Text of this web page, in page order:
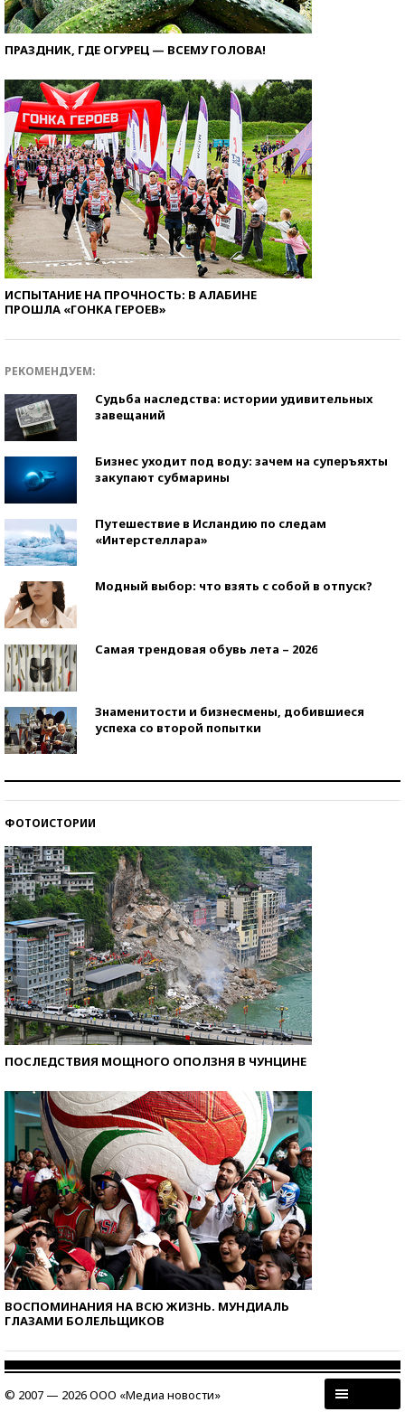
ПРАЗДНИК, ГДЕ ОГУРЕЦ — ВСЕМУ ГОЛОВА!
ИСПЫТАНИЕ НА ПРОЧНОСТЬ: В АЛАБИНЕ
ПРОШЛА «ГОНКА ГЕРОЕВ»
РЕКОМЕНДУЕМ:
Судьба наследства: истории удивительных
завещаний
Бизнес уходит под воду: зачем на суперъяхты
закупают субмарины
Путешествие в Исландию по следам
«Интерстеллара»
Модный выбор: что взять с собой в отпуск?
Самая трендовая обувь лета – 2026
Знаменитости и бизнесмены, добившиеся
успеха со второй попытки
ФОТОИСТОРИИ
ПОСЛЕДСТВИЯ МОЩНОГО ОПОЛЗНЯ В ЧУНЦИНЕ
ВОСПОМИНАНИЯ НА ВСЮ ЖИЗНЬ. МУНДИАЛЬ
ГЛАЗАМИ БОЛЕЛЬЩИКОВ
© 2007 — 2026 ООО «Медиа новости»